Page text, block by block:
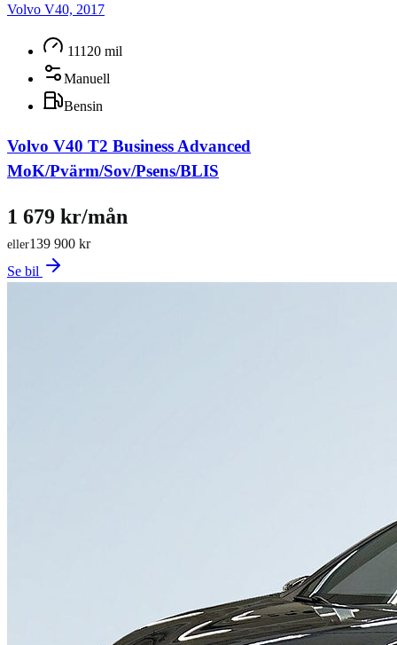
Volvo V40, 2017
11120 mil
Manuell
Bensin
Volvo V40 T2 Business Advanced
MoK/Pvärm/Sov/Psens/BLIS
139 900 kr
eller
1 679 kr/mån
Se bil